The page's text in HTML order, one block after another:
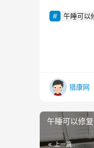
午睡可以
猎康网
午睡可以修
上一篇